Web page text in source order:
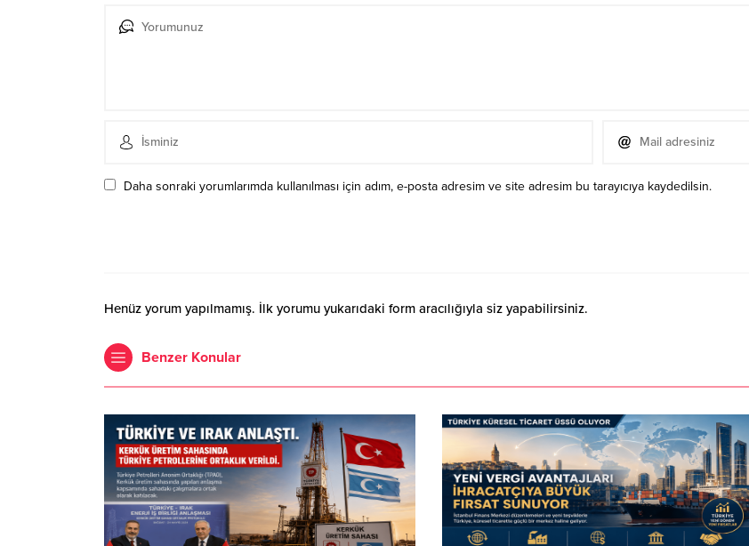
Daha sonraki yorumlarımda kullanılması için adım, e-posta adresim ve site adresim bu tarayıcıya kaydedilsin.
Henüz yorum yapılmamış. İlk yorumu yukarıdaki form aracılığıyla siz yapabilirsiniz.
Benzer Konular